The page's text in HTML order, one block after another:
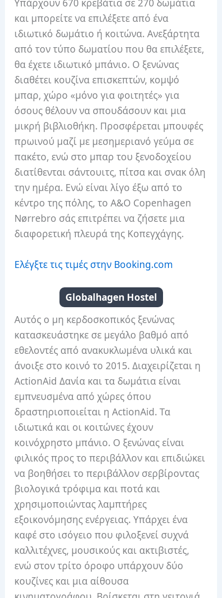
Υπάρχουν 670 κρεβάτια σε 270 δωμάτια
και μπορείτε να επιλέξετε από ένα
ιδιωτικό δωμάτιο ή κοιτώνα. Ανεξάρτητα
από τον τύπο δωματίου που θα επιλέξετε,
θα έχετε ιδιωτικό μπάνιο. Ο ξενώνας
διαθέτει κουζίνα επισκεπτών, κομψό
μπαρ, χώρο «μόνο για φοιτητές» για
όσους θέλουν να σπουδάσουν και μια
μικρή βιβλιοθήκη. Προσφέρεται μπουφές
πρωινού μαζί με μεσημεριανό γεύμα σε
πακέτο, ενώ στο μπαρ του ξενοδοχείου
διατίθενται σάντουιτς, πίτσα και σνακ όλη
την ημέρα. Ενώ είναι λίγο έξω από το
κέντρο της πόλης, το A&O Copenhagen
Nørrebro σάς επιτρέπει να ζήσετε μια
διαφορετική πλευρά της Κοπεγχάγης.
Ελέγξτε τις τιμές στην Booking.com
Globalhagen Hostel
Αυτός ο μη κερδοσκοπικός ξενώνας
κατασκευάστηκε σε μεγάλο βαθμό από
εθελοντές από ανακυκλωμένα υλικά και
άνοιξε στο κοινό το 2015. Διαχειρίζεται η
ActionAid Δανία και τα δωμάτια είναι
εμπνευσμένα από χώρες όπου
δραστηριοποιείται η ActionAid. Τα
ιδιωτικά και οι κοιτώνες έχουν
κοινόχρηστο μπάνιο. Ο ξενώνας είναι
φιλικός προς το περιβάλλον και επιδιώκει
να βοηθήσει το περιβάλλον σερβίροντας
βιολογικά τρόφιμα και ποτά και
χρησιμοποιώντας λαμπτήρες
εξοικονόμησης ενέργειας. Υπάρχει ένα
καφέ στο ισόγειο που φιλοξενεί συχνά
καλλιτέχνες, μουσικούς και ακτιβιστές,
ενώ στον τρίτο όροφο υπάρχουν δύο
κουζίνες και μια αίθουσα